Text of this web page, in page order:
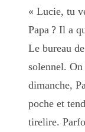
« Lucie, tu
Papa ? Il a
Le bureau
solennel.
dimanche,
poche et
tirelire.